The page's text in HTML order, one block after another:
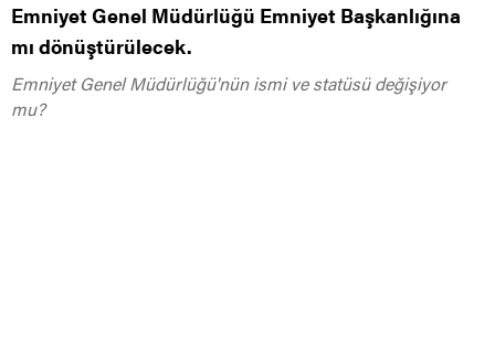
Emniyet Genel Müdürlüğü Emniyet Başkanlığına
mı dönüştürülecek.
Emniyet Genel Müdürlüğü'nün ismi ve statüsü değişiyor
mu?